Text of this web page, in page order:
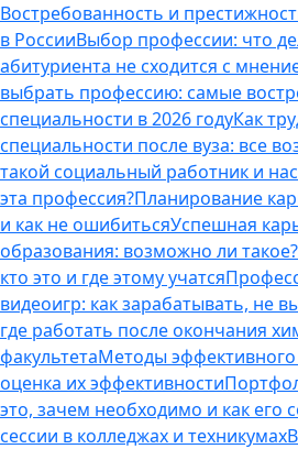
Востребованность и
в РоссииВыбор профессии: что
абитуриента не сходится с
выбрать профессию: самые
специальности в 2026 годуКак
специальности после вуза: все
такой социальный работник и
эта профессия?Планирование
и как не ошибитьсяУспешная
образования: возможно ли такое?
кто это и где этому учатся
видеоигр: как зарабатывать, не
где работать после окончания
факультетаМетоды
оценка их эффективности
это, зачем необходимо и как его
сессии в колледжах и техникумах